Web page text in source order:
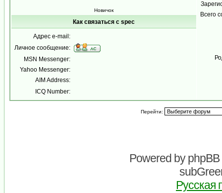
Новичок
Всего
Как связаться с spec
Адрес e-mail:
Личное сообщение:
MSN Messenger:
Yahoo Messenger:
AIM Address:
ICQ Number:
Перейти:
Powered byphpBB
Русская